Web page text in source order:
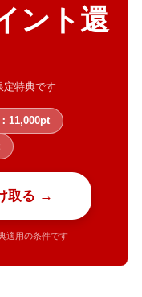
ント還
定特典です
11,000pt
取る →
適用の条件です